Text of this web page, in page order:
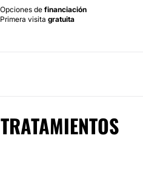
Opciones de financiación
Primera visita gratuita